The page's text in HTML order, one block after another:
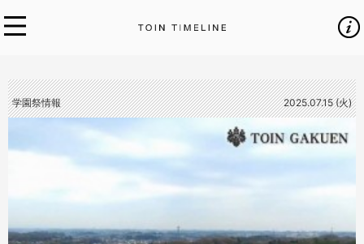
学園祭情報 2025.07.15 (火)